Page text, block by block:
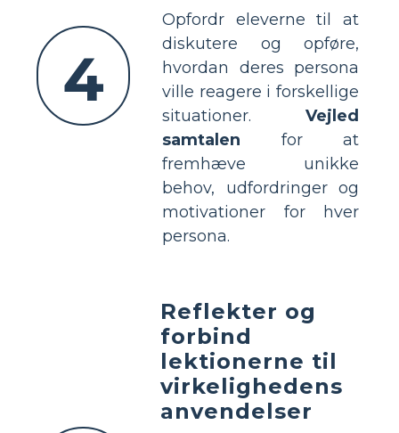
4
Opfordr eleverne til at
diskutere og opføre,
hvordan deres persona
ville reagere i forskellige
situationer. Vejled
samtalen for at
fremhæve unikke
behov, udfordringer og
motivationer for hver
persona.
Reflekter og
forbind
lektionerne til
virkelighedens
anvendelser